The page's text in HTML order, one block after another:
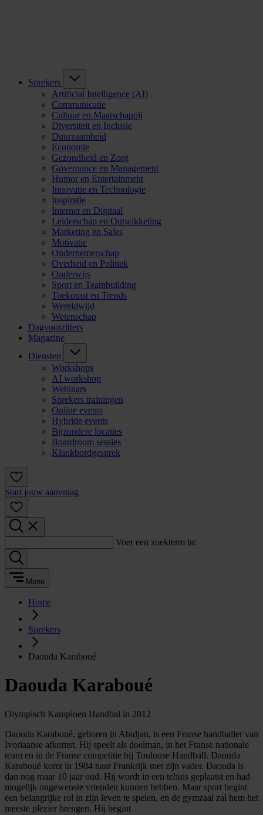
Sprekers
Artificial Intelligence (AI)
Communicatie
Cultuur en Maatschappij
Diversiteit en Inclusie
Duurzaamheid
Economie
Gezondheid en Zorg
Governance en Management
Humor en Entertainment
Innovatie en Technologie
Inspiratie
Internet en Digitaal
Leiderschap en Ontwikkeling
Marketing en Sales
Motivatie
Ondernemerschap
Overheid en Politiek
Onderwijs
Sport en Teambuilding
Toekomst en Trends
Wereldwijd
Wetenschap
Dagvoorzitters
Magazine
Diensten
Workshops
AI workshop
Webinars
Sprekers trainingen
Online events
Hybride events
Bijzondere locaties
Boardroom sessies
Klankbordgesprek
Start jouw aanvraag
Voer een zoekterm in:
Menu
Home
Sprekers
Daouda Karaboué
Daouda Karaboué
Olympisch Kampioen Handbal in 2012
Daouda Karaboué, geboren in Abidjan, is een Franse handballer van
Ivoriaanse afkomst. Hij speelt als doelman, in het Franse nationale
team en in de Franse competitie bij Toulouse Handball. Daouda
Karaboué komt in 1984 naar Frankrijk met zijn vader. Daouda is
dan nog maar 10 jaar oud. Hij wordt in een tehuis geplaatst en had
mogelijk ongewenste vrienden kunnen hebben. Maar sport begint
een belangrijke rol in zijn leven te spelen, en de gymzaal zal hem het
meeste plezier brengen. Hij begint